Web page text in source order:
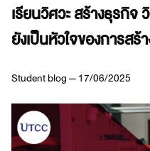
เรียนวิศวะ สร้างธุรกิจ
ยังเป็นหัวใจของการสร้
Student blog — 17/06/2025